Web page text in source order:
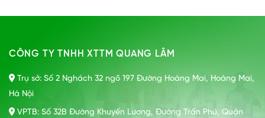
CÔNG TY TNHH XTTM QUANG LÂM
Trụ sở: Số 2 Nghách 32 ngõ 197 Đường Hoàng Mai, Hoàng Mai,
Hà Nội
VPTB: Số 32B Đường Khuyến Lương, Đường Trần Phú, Quận